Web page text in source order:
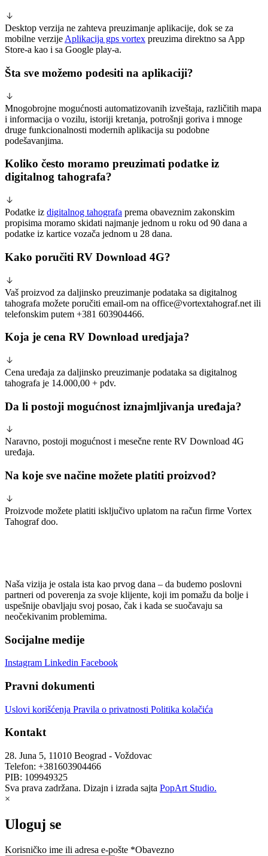
Desktop verzija ne zahteva preuzimanje aplikacije, dok se za
mobilne verzije Aplikacija gps vortex preuzima direktno sa App
Store-a kao i sa Google play-a.
Šta sve možemo podesiti na aplikaciji?
Mnogobrojne mogućnosti automatizovanih izveštaja, različitih mapa
i informacija o vozilu, istoriji kretanja, potrošnji goriva i mnoge
druge funkcionalnosti modernih aplikacija su podobne
podešavanjima.
Koliko često moramo preuzimati podatke iz
digitalnog tahografa?
Podatke iz digitalnog tahografa prema obaveznim zakonskim
propisima moramo skidati najmanje jednom u roku od 90 dana a
podatke iz kartice vozača jednom u 28 dana.
Kako poručiti RV Download 4G?
Vaš proizvod za daljinsko preuzimanje podataka sa digitalnog
tahografa možete poručiti email-om na office@vortextahograf.net ili
telefonskim putem +381 603904466.
Koja je cena RV Download uredjaja?
Cena uređaja za daljinsko preuzimanje podataka sa digitalnog
tahografa je 14.000,00 + pdv.
Da li postoji mogućnost iznajmljivanja uređaja?
Naravno, postoji mogućnost i mesečne rente RV Download 4G
uređaja.
Na koje sve načine možete platiti proizvod?
Proizvode možete platiti isključivo uplatom na račun firme Vortex
Tahograf doo.
Naša vizija je ostala ista kao prvog dana – da budemo poslovni
partneri od poverenja za svoje klijente, koji im pomažu da bolje i
uspešnije obavljaju svoj posao, čak i kada se suočavaju sa
neočekivanim problemima.
Socijalne medije
Instagram Linkedin Facebook
Pravni dokumenti
Uslovi korišćenja Pravila o privatnosti Politika kolačića
Kontakt
28. Juna 5, 11010 Beograd - Voždovac
Telefon: +381603904466
PIB: 109949325
Sva prava zadržana. Dizajn i izrada sajta PopArt Studio.
×
Uloguj se
Korisničko ime ili adresa e-pošte *Obavezno